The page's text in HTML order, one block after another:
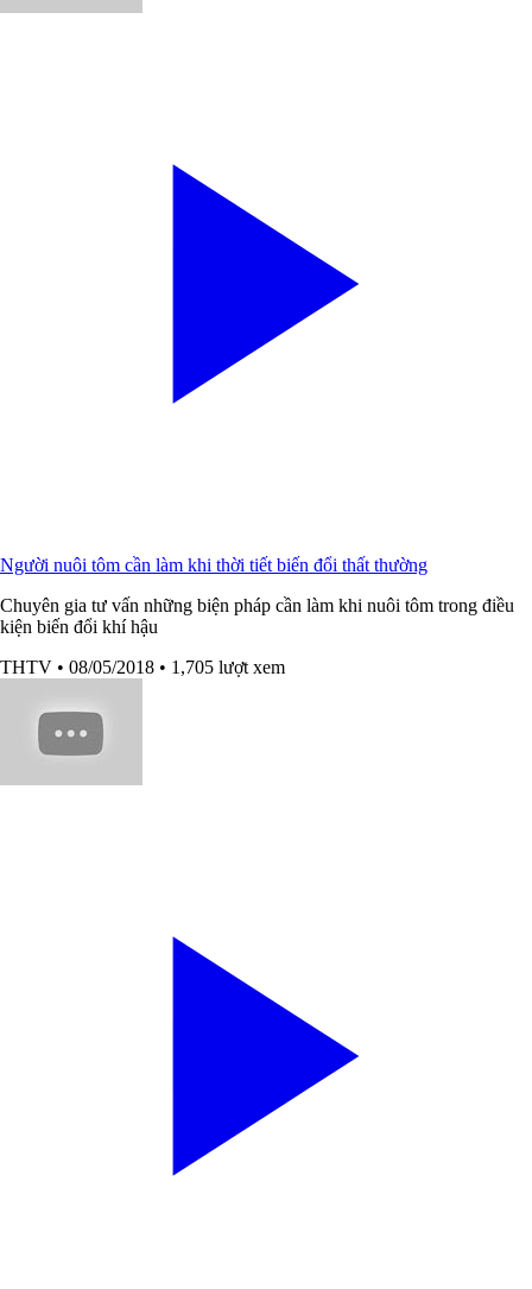
Người nuôi tôm cần làm khi thời tiết biến đổi thất thường
Chuyên gia tư vấn những biện pháp cần làm khi nuôi tôm trong điều
kiện biến đổi khí hậu
THTV • 08/05/2018 • 1,705 lượt xem